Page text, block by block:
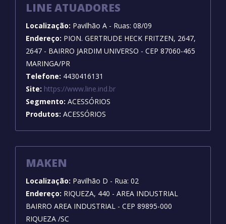
LINE ATUADORES
Localização: Pavilhão A - Ruas: 08/09
Endereço: PION. GERTRUDE HECK FRITZEN, 2647,
2647 - BAIRRO JARDIM UNIVERSO - CEP 87060-465
MARINGA/PR
Telefone: 4430416131
Site: https://www.line.ind.br
Segmento: ACESSÓRIOS
Produtos: ACESSÓRIOS
MAKEN
Localização: Pavilhão D - Rua: 02
Endereço: RIQUEZA, 440 - AREA INDUSTRIAL
BAIRRO AREA INDUSTRIAL - CEP 89895-000
RIQUEZA /SC